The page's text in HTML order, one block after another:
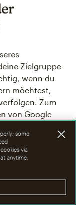
Zielgruppe
wenn du
möchtest,
Zum
von Google
und
Mit
entwickeln,
Artikel,
some
via
anytime.